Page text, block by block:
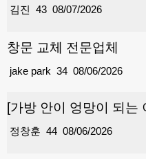
43
김진 08/07/2026
창문 교체 전문업체
34
jake park 08/06/2026
[가방 안이 엉망이 되는
44
정창훈 08/06/2026